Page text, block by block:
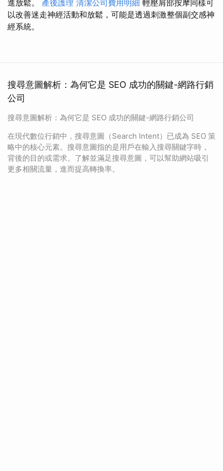
進放鬆。 產後護理 清潔公司費用明細 輕壓肩部按摩同樣可
以改善迷走神經活動和放鬆，可能是透過刺激整個副交感神
經系統。
搜尋意圖解析：為何它是 SEO 成功的關鍵-網路行銷
公司
搜尋意圖解析：為何它是 SEO 成功的關鍵-網路行銷公司
在現代數位行銷中，搜尋意圖（Search Intent）已成為 SEO 策
略中的核心元素。搜尋意圖指的是用戶在輸入搜尋關鍵字時，
背後的目的或需求。了解並滿足搜尋意圖，可以幫助網站吸引
更多相關流量，進而提高轉換率。